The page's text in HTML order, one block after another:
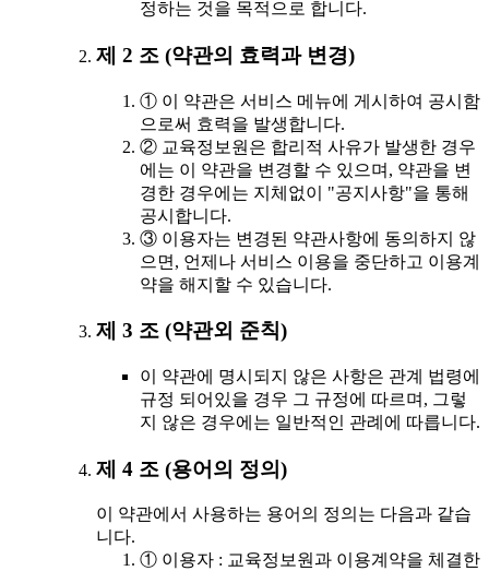
정하는 것을 목적으로 합니다.
제 2 조 (약관의 효력과 변경)
① 이 약관은 서비스 메뉴에 게시하여 공시함
으로써 효력을 발생합니다.
② 교육정보원은 합리적 사유가 발생한 경우
에는 이 약관을 변경할 수 있으며, 약관을 변
경한 경우에는 지체없이 "공지사항"을 통해
공시합니다.
③ 이용자는 변경된 약관사항에 동의하지 않
으면, 언제나 서비스 이용을 중단하고 이용계
약을 해지할 수 있습니다.
제 3 조 (약관외 준칙)
이 약관에 명시되지 않은 사항은 관계 법령에
규정 되어있을 경우 그 규정에 따르며, 그렇
지 않은 경우에는 일반적인 관례에 따릅니다.
제 4 조 (용어의 정의)
이 약관에서 사용하는 용어의 정의는 다음과 같습
니다.
① 이용자 : 교육정보원과 이용계약을 체결한